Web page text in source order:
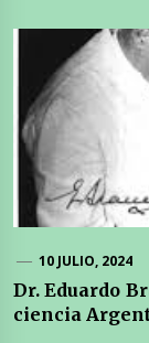
10 JULIO, 2024
Dr. Eduardo
ciencia